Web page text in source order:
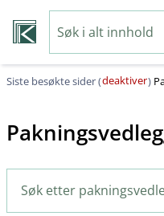
Siste besøkte sider (deaktiver)